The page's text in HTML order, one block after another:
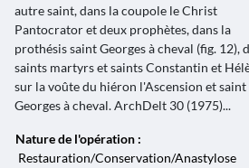
autre saint, dans la coupole le Christ
Pantocrator et deux prophètes, dans la
prothésis saint Georges à cheval (fig. 12),
saints martyrs et saints Constantin et
sur la voûte du hiéron l'Ascension et saint
Georges à cheval. ArchDelt 30 (1975)...
Nature de l'opération :
Restauration/Conservation/Anastylose